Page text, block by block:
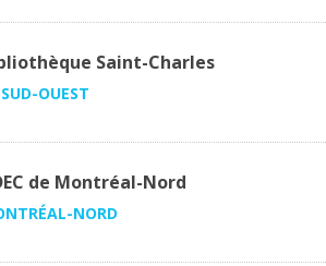
Saint-Charles
OUEST
de Montréal-Nord
NORD